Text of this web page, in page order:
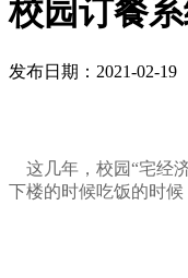
校园订餐
发布日期：2021-02-19
这几年，校园“宅经
下楼的时候吃饭的时